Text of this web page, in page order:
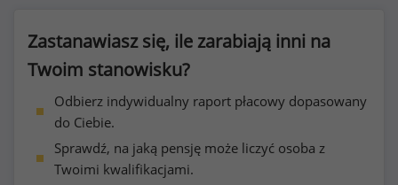
Zastanawiasz się, ile zarabiają inni na
Twoim stanowisku?
Odbierz indywidualny raport płacowy dopasowany
do Ciebie.
Sprawdź, na jaką pensję może liczyć osoba z
Twoimi kwalifikacjami.